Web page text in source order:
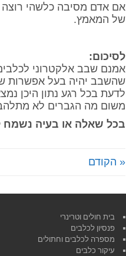
אם אדם מסיבה כלשהי רוצה
של המאמץ.
לסיכום:
אמנם שבב אלקטרוני
שהשבב יהיה בעל אפשרות
לדעת בכל רגע נתון היכן
משום מה הגברים לא
בכל שאלה או בעיה נשמח
« הקודם
בית חולים וטרינרי
פנסיון לכלבים
מספרה לכלבים וחתולים
עיקור כלבים